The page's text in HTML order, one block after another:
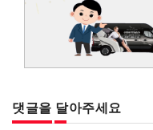
댓글을 달아주세요